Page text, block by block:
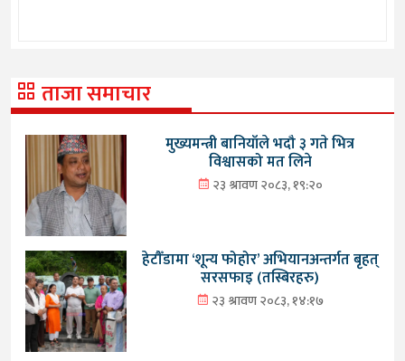
ताजा समाचार
मुख्यमन्त्री बानियाँले भदौ ३ गते भित्र
विश्वासको मत लिने
२३ श्रावण २०८३, १९:२०
हेटौँडामा ‘शून्य फोहोर’ अभियानअन्तर्गत बृहत्
सरसफाइ (तस्बिरहरु)
२३ श्रावण २०८३, १४:१७